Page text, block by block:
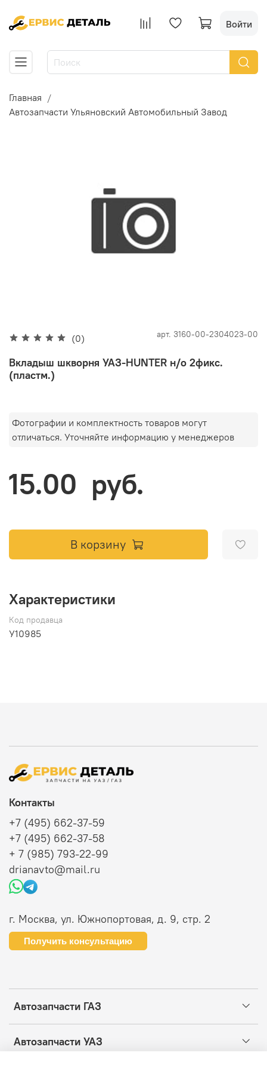
Войти
Главная
Автозапчасти Ульяновский Автомобильный Завод
(0) арт. 3160-00-2304023-00
Вкладыш шкворня УАЗ-HUNTER н/о 2фикс.
(пластм.)
Фотографии и комплектность товаров могут
отличаться. Уточняйте информацию у менеджеров
15.00 руб.
В корзину
Характеристики
Код продавца
У10985
Автозапчасти ГАЗ
Автозапчасти УАЗ
Контакты
+7 (495) 662-37-59
+7 (495) 662-37-58
+ 7 (985) 793-22-99
drianavto@mail.ru
г. Москва, ул. Южнопортовая, д. 9, стр. 2
Получить консультацию